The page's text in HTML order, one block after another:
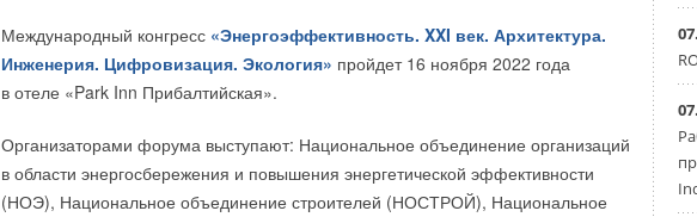
Международный конгресс «Энергоэффективность. XXI век. Архитектура.
Инженерия. Цифровизация. Экология» пройдет 16 ноября 2022 года
в отеле «Park Inn Прибалтийская».
Организаторами форума выступают: Национальное объединение организаций
в области энергосбережения и повышения энергетической эффективности
(НОЭ), Национальное объединение строителей (НОСТРОЙ), Национальное